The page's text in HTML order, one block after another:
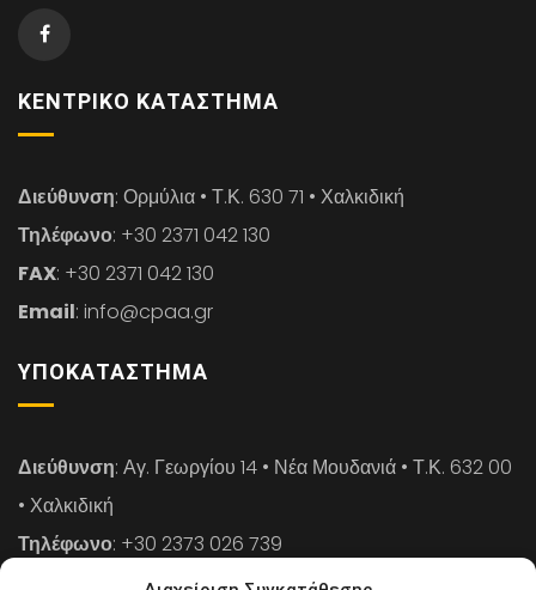
ΚΕΝΤΡΙΚΌ ΚΑΤΆΣΤΗΜΑ
Διεύθυνση: Ορμύλια • Τ.Κ. 630 71 • Χαλκιδική
Τηλέφωνο: +30 2371 042 130
FAX: +30 2371 042 130
Email: info@cpaa.gr
ΥΠΟΚΑΤΆΣΤΗΜΑ
Διεύθυνση: Αγ. Γεωργίου 14 • Νέα Μουδανιά • Τ.Κ. 632 00
• Χαλκιδική
Τηλέφωνο: +30 2373 026 739
: +30 2373 026 739